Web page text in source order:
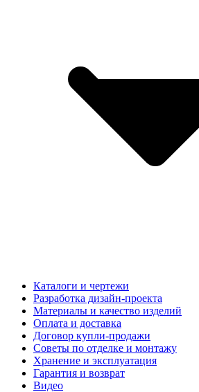
Каталоги и чертежи
Разработка дизайн-проекта
Материалы и качество изделий
Оплата и доставка
Договор купли-продажи
Советы по отделке и монтажу
Хранение и эксплуатация
Гарантия и возврат
Видео